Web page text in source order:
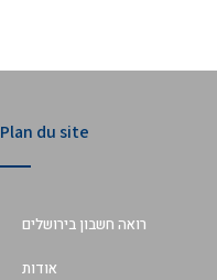
02-5669399
Plan du site
רואה חשבון בירושלים
אודות